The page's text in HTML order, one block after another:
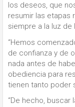
los deseos, que
resumir las etapas
siempre a la luz de
“Hemos
de confianza y de
nada antes de
obediencia para
tienen tanto poder
“De hecho,